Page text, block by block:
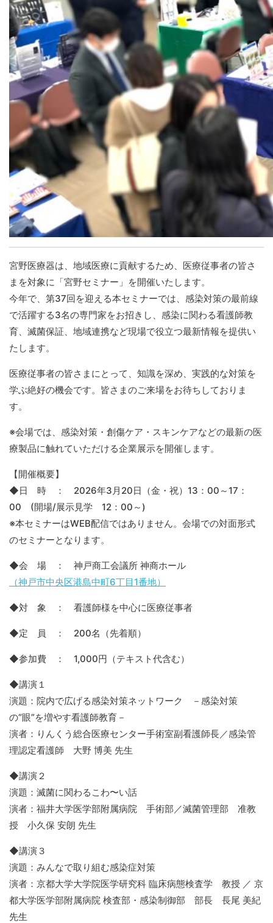
宮野医療器は、地域医療に貢献するため、医療従事者の皆さ
まを対象に「宮野セミナー」を開催いたします。
今年で、第37回を迎える本セミナーでは、感染対策の最前線
で活躍する3名の専門家をお招きし、感染に関わる看護師教
育、滅菌保証、地域連携など現場で役立つ最新情報を提供い
たします。
医療従事者の皆さまにとって、知識を深め、実践的な対策を
学ぶ絶好の機会です。皆さまのご来場をお待ちしておりま
す。
※会場では、感染対策・創傷ケア・スキンケアなどの最新の医
療製品に触れていただける企業展示を開催します。
【開催概要】
◆日 時 ： 2026年3月20日（金・祝）13：00～17：
00 (開場/展示見学 12：00～)
※本セミナーはWEB配信ではありません。 会場での対面形式
のセミナーとなります。
◆会 場 ： 神戸商工会議所 神商ホール
（神戸市中央区港島中町6丁目1番地）
◆対 象 ： 看護師様を中心に医療従事者
◆定 員 ： 200名（先着順）
◆参加費 ： 1,000円（テキスト代含む）
◆講演１
演題：院内で広げる感染対策ネットワーク －感染対策
の“眼”を増やす看護師教育－
演者：りんくう総合医療センター手術室副看護師長／感染管
理認定看護師 大野 博美 先生
◆講演２
演題：滅菌に関わるこわ〜い話
演者：福井大学医学部附属病院 手術部／滅菌管理部 准教
授 小久保 安朗 先生
◆講演３
演題：みんなで取り組む感染症対策
演者：京都大学大学院医学研究科 臨床病態検査学 教授 ／ 京
都大学医学部附属病院 検査部・感染制御部 部長 長尾 美紀
先生